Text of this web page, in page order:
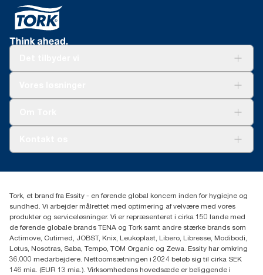
Smiley-rapport
(+45) 48 16 82 44
Professional Hygiene
Gydevang 33
DK-3450 Allerød
Tork, et brand fra Essity - en førende global koncern inden for hygiejne og
sundhed. Vi arbejder målrettet med optimering af velvære med vores
produkter og serviceløsninger. Vi er repræsenteret i cirka 150 lande med
de førende globale brands TENA og Tork samt andre stærke brands som
Actimove, Cutimed, JOBST, Knix, Leukoplast, Libero, Libresse, Modibodi,
Lotus, Nosotras, Saba, Tempo, TOM Organic og Zewa. Essity har omkring
36.000 medarbejdere. Nettoomsætningen i 2024 beløb sig til cirka SEK
146 mia. (EUR 13 mia.). Virksomhedens hovedsæde er beliggende i